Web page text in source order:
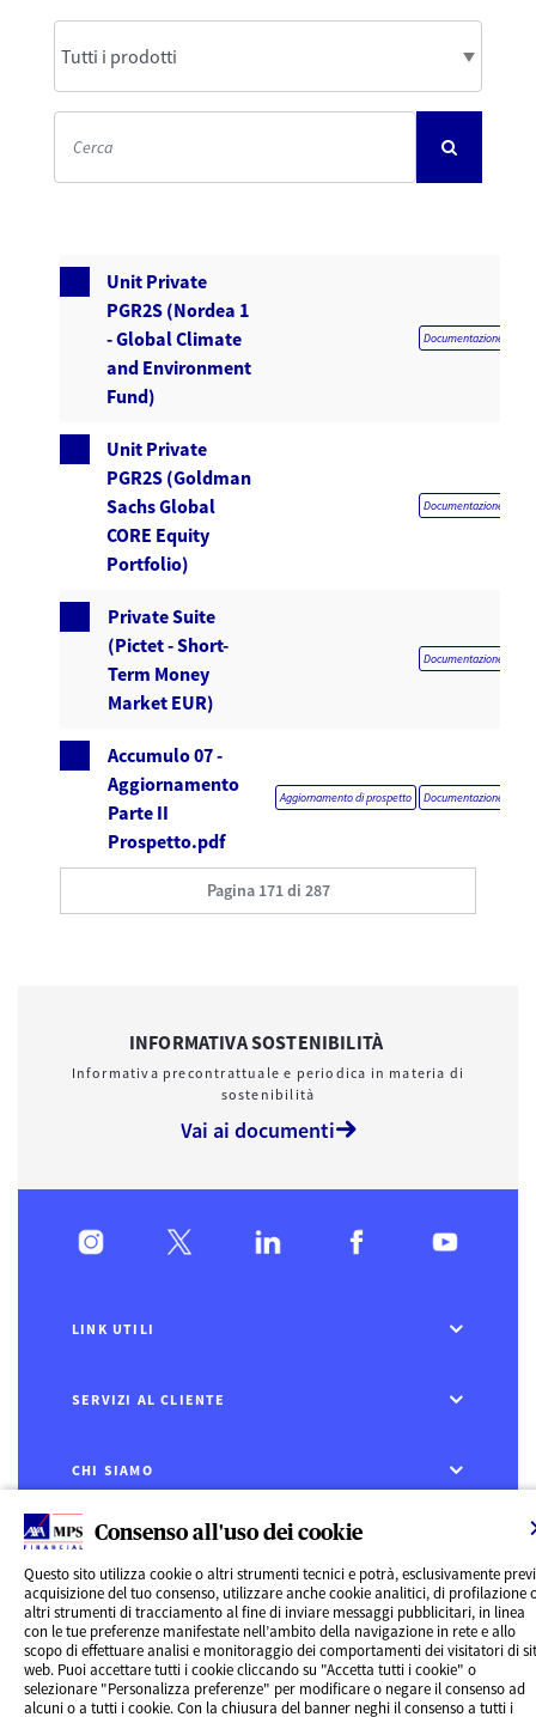
Consenso all'uso dei cookie
Questo sito utilizza cookie o altri strumenti tecnici e potrà, esclusivamente
acquisizione del tuo consenso, utilizzare anche cookie analitici, di profilazione
altri strumenti di tracciamento al fine di inviare messaggi pubblicitari, in linea
con le tue preferenze manifestate nell’ambito della navigazione in rete e allo
scopo di effettuare analisi e monitoraggio dei comportamenti dei visitatori di
web. Puoi accettare tutti i cookie cliccando su "Accetta tutti i cookie" o
selezionare "Personalizza preferenze" per modificare o negare il consenso ad
alcuni o a tutti i cookie. Con la chiusura del banner neghi il consenso a tutti i
Unit Private
PGR2S (Nordea 1
- Global Climate
and Environment
Fund)
Documentazione
Unit Private
PGR2S (Goldman
Sachs Global
CORE Equity
Portfolio)
Documentazione
Private Suite
(Pictet - Short-
Term Money
Market EUR)
Documentazione
Accumulo 07 -
Aggiornamento
Parte II
Prospetto.pdf
Aggiornamento di prospetto Documentazione
Pagina 171 di 287
INFORMATIVA SOSTENIBILITÀ
Informativa precontrattuale e periodica in materia di
sostenibilità
Vai ai documenti
LINK UTILI
SERVIZI AL CLIENTE
CHI SIAMO
CONTATTI
Privacy
Rivedi le tue scelte sui Cookie
Cookie Policy
Informazioni legali
AXA MPS Financial DAC - VAT Number IE8293822E